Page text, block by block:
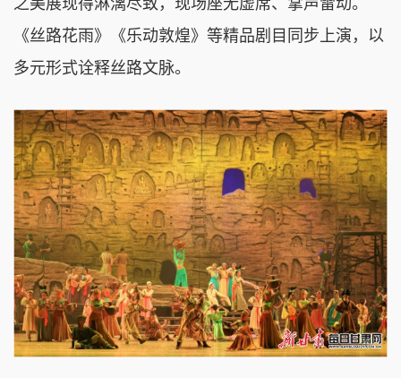
《丝路花雨》《乐动敦煌》等精品剧目同步上演，以
多元形式诠释丝路文脉。